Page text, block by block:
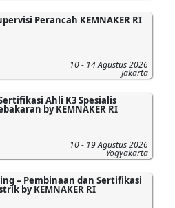
Perancah KEMNAKER RI
10 - 14 Agustus 2026
Jakarta
Ahli K3 Spesialis
by KEMNAKER RI
10 - 19 Agustus 2026
Yogyakarta
– Pembinaan dan Sertifikasi
by KEMNAKER RI